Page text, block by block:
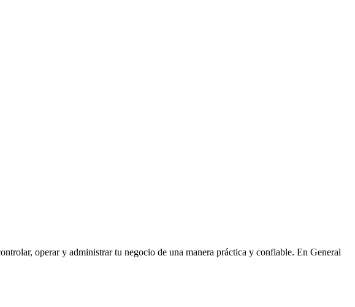
operar y administrar tu negocio de una manera práctica y confiable. En General